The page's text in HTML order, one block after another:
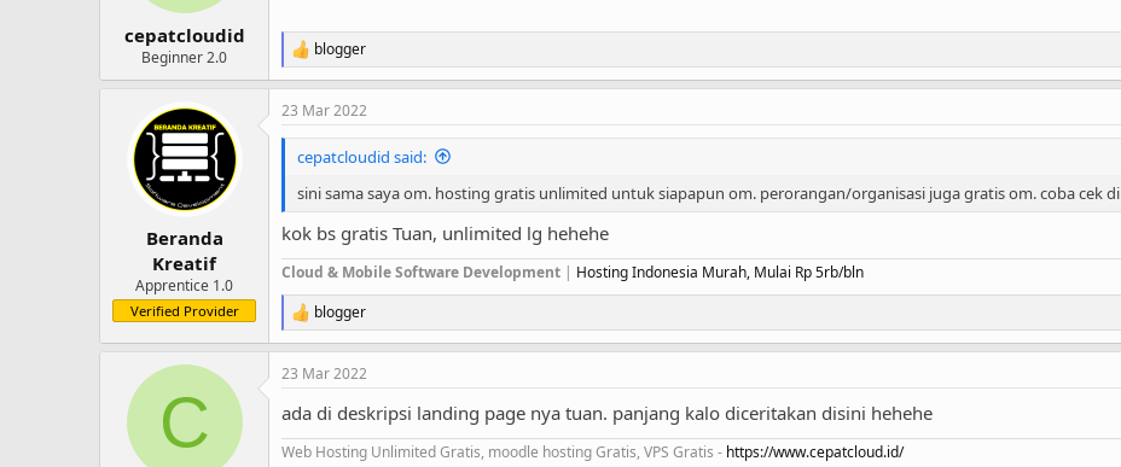
:
cepatcloudid
Beginner 2.0
R
e
a
c
t
n
s
:
blogger
Beranda
Kreatif
Apprentice 1.0
Verified Provider
23 Mar 2022
cepatcloudid said:
sini sama saya om. hosting gratis unlimited untuk siapapun om. perorangan/organisasi juga gratis om. coba cek di
kok bs gratis Tuan, unlimited lg hehehe
Cloud & Mobile Software Development | Hosting Indonesia Murah, Mulai Rp 5rb/bln
R
e
a
c
i
o
n
blogger
C
23 Mar 2022
ada di deskripsi landing page nya tuan. panjang kalo diceritakan disini hehehe
Web Hosting Unlimited Gratis, moodle hosting Gratis, VPS Gratis - https://www.cepatcloud.id/